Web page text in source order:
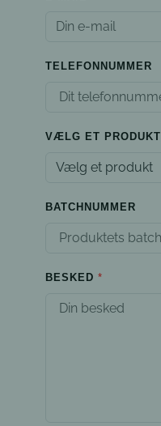
TELEFONNUMMER
VÆLG ET PRODUKT
Vælg et produkt
BATCHNUMMER
BESKED